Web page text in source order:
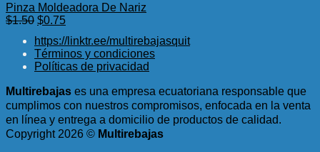
Pinza Moldeadora De Nariz
$1.50 El
original
era:
$1.50.
$0.75El
actual
es:
$0.75.
https://linktr.ee/multirebajasquit
Términos y condiciones
Políticas de privacidad
Multirebajas es una empresa ecuatoriana responsable que
cumplimos con nuestros compromisos, enfocada en la venta
en línea y entrega a domicilio de productos de calidad.
Copyright 2026 © Multirebajas